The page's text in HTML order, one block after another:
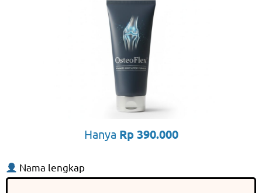
Hanya Rp 390.000
Nama lengkap